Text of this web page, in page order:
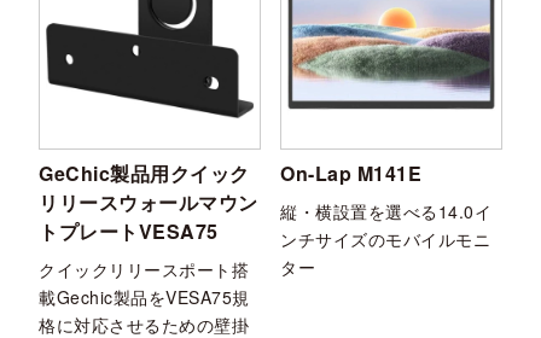
GeChic製品用クイック
リリースウォールマウン
トプレートVESA75
クイックリリースポート搭
載Gechic製品をVESA75規
格に対応させるための壁掛
On-Lap M141E
縦・横設置を選べる14.0イ
ンチサイズのモバイルモニ
ター